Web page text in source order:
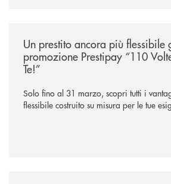
Un prestito ancora più flessibile
promozione Prestipay “110
Te!”
Solo fino al 31 marzo, scopri tutti i
flessibile costruito su misura per le tue